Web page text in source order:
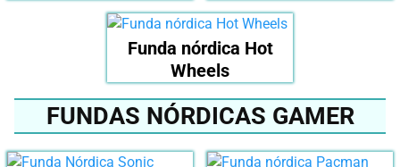
Funda nórdica Hot
Wheels
FUNDAS NÓRDICAS GAMER